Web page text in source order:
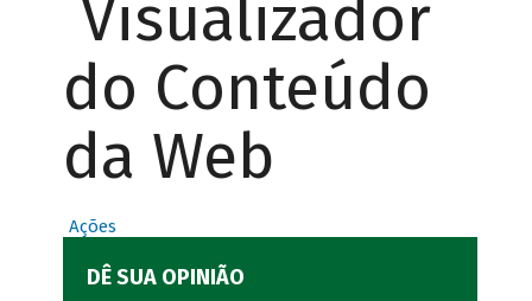
Visualizador
do Conteúdo
da Web
Ações
DÊ SUA OPINIÃO